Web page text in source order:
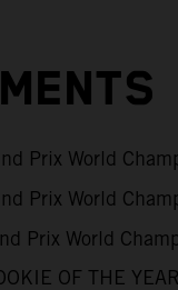
Prix World
Prix World
Prix World
OF THE YEAR